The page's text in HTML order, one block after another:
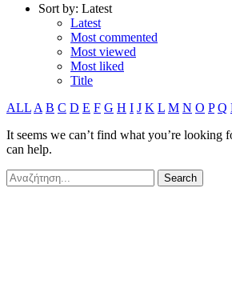
Sort by: Latest
Latest
Most commented
Most viewed
Most liked
Title
ALL A B C D E F G H I J K L M N O P Q
It seems we can’t find what you’re looking
can help.